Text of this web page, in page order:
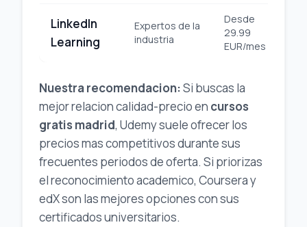
LinkedIn
Learning
Expertos de la
industria
Desde
29.99
EUR/mes
Nuestra recomendacion:Si buscas la
mejor relacion calidad-precio en cursos
gratis madrid, Udemy suele ofrecer los
precios mas competitivos durante sus
frecuentes periodos de oferta. Si priorizas
el reconocimiento academico, Coursera y
edX son las mejores opciones con sus
certificados universitarios.